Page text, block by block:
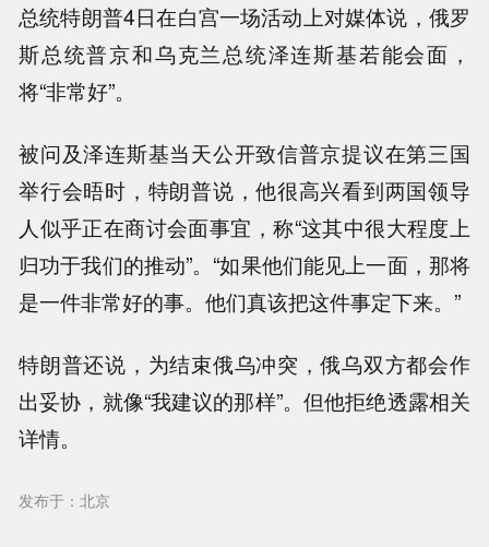
总统特朗普4日在白宫一场活动上对媒体说，俄罗
斯总统普京和乌克兰总统泽连斯基若能会面，
将“非常好”。
被问及泽连斯基当天公开致信普京提议在第三国
举行会晤时，特朗普说，他很高兴看到两国领导
人似乎正在商讨会面事宜，称“这其中很大程度上
归功于我们的推动”。“如果他们能见上一面，那将
是一件非常好的事。他们真该把这件事定下来。”
特朗普还说，为结束俄乌冲突，俄乌双方都会作
出妥协，就像“我建议的那样”。但他拒绝透露相关
详情。
发布于：北京